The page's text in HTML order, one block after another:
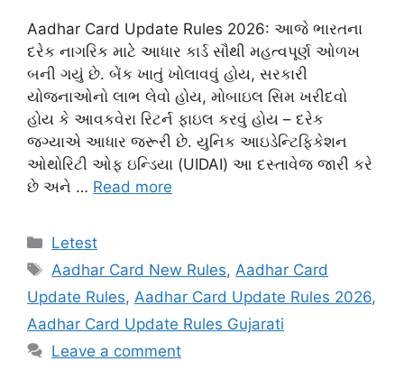
Aadhar Card Update Rules 2026: આજે ભારતના
દરેક નાગરિક માટે આધાર કાર્ડ સૌથી મહત્વપૂર્ણ ઓળખ
બની ગયું છે. બેંક ખાતું ખોલાવવું હોય, સરકારી
યોજનાઓનો લાભ લેવો હોય, મોબાઇલ સિમ ખરીદવો
હોય કે આવકવેરા રિટર્ન ફાઇલ કરવું હોય – દરેક
જગ્યાએ આધાર જરૂરી છે. યુનિક આઇડેન્ટિફિકેશન
ઓથોરિટી ઓફ ઇન્ડિયા (UIDAI) આ દસ્તાવેજ જારી કરે
છે અને … Read more
Categories
Letest
Tags
Aadhar Card New Rules,Aadhar Card
Update Rules, Aadhar Card Update Rules 2026,
Aadhar Card Update Rules Gujarati
Leave a comment